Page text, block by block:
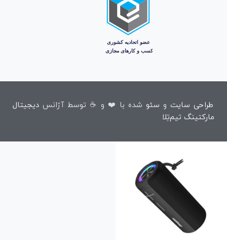
طراحی سایتو سئو شده با ❤️ و ☕ توسط آژانس دیجیتال
مارکتینگ تیم‌تِلا